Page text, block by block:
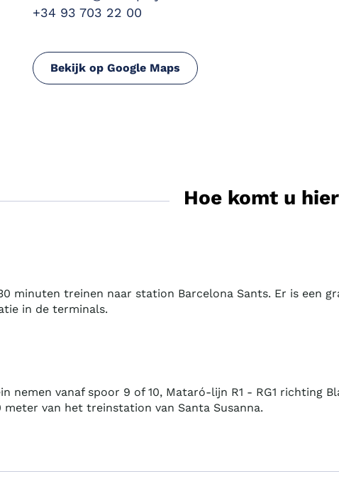
+34 93 703 22 00
Bekijk op Google Maps
Hoe komt u hier
minuten treinen naar station Barcelona Sants. Er is een
in de terminals.
nemen vanaf spoor 9 of 10, Mataró-lijn R1 - RG1 richting
van het treinstation van Santa Susanna.